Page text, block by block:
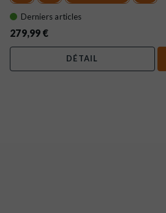
Derniers articles
279,99 €
DÉTAIL